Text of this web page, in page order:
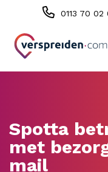
0113 70 02
Spotta
met
mail